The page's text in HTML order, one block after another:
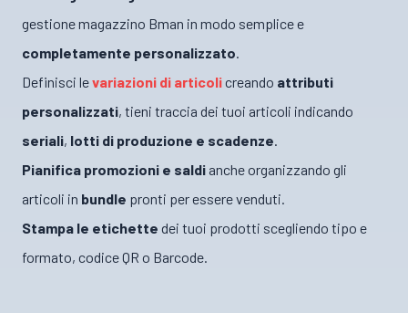
gestione magazzino Bman in modo semplice e
completamente personalizzato
Definisci levariazioni di articolicreando attributi
personalizzati, tieni traccia dei tuoi articoli indicando
seriali, lotti di produzione e scadenze
Pianifica promozioni e saldi anche organizzando gli
articoli in bundle pronti per essere venduti.
Stampa le etichette dei tuoi prodotti scegliendo tipo e
formato, codice QR o Barcode.